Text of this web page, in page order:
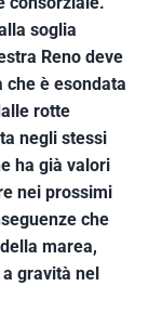
soglia
Reno deve
che è esondata
rotte
negli stessi
ha già valori
nei prossimi
che
marea,
gravità nel